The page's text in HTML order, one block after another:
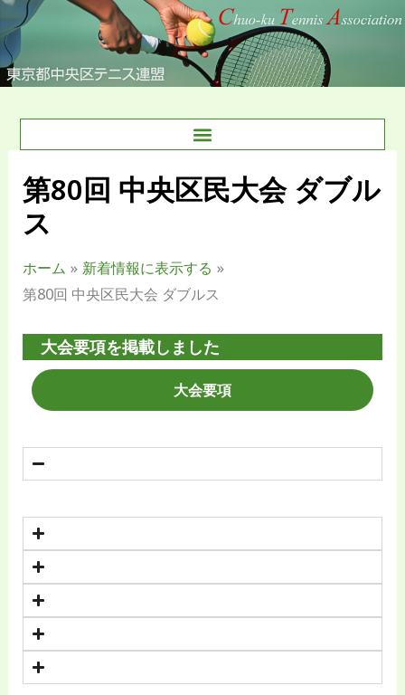
内
容
を
ス
第80回 中央区民大会 ダブル
ス
ホーム
新着情報に表示する
第80回 中央区民大会 ダブルス
大会要項を掲載しました
大会要項